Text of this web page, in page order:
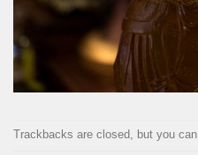
Trackbacks are closed, but you can